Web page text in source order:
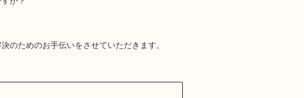
のためのお手伝いをさせていただきます。